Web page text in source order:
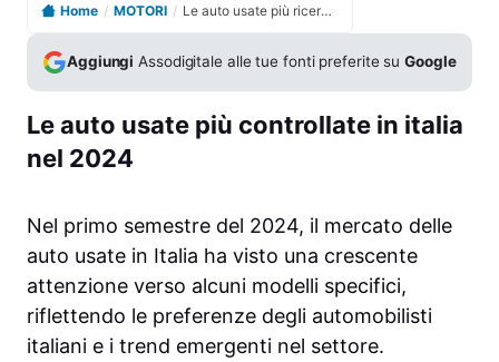
Home / MOTORI / Le auto usate più ricercate in italia nel 2024 secondo la ricerca Carvertical
Aggiungi Assodigitale alle tue fonti preferite suGoogle
Le auto usate più controllate in italia
nel 2024
Nel primo semestre del 2024, il mercato delle
auto usate in Italia ha visto una crescente
attenzione verso alcuni modelli specifici,
riflettendo le preferenze degli automobilisti
italiani e i trend emergenti nel settore.